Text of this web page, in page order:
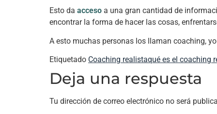
Esto da acceso a una gran cantidad de
encontrar la forma de hacer las cosas,
A esto muchas personas los llaman coaching,
Etiquetado Coaching realistaqué es el coaching
Deja una respuesta
Tu dirección de correo electrónico no será